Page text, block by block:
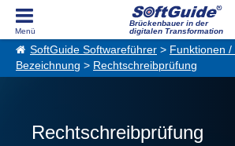
Brückenbauer in der
digitalen Transformation
SoftGuide Softwareführer > Funktionen
Bezeichnung > Rechtschreibprüfung
Rechtschreibprüfung